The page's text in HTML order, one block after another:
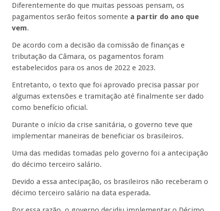
Diferentemente do que muitas pessoas pensam, os
pagamentos serão feitos somente a partir do ano que
vem.
De acordo com a decisão da comissão de finanças e
tributação da Câmara, os pagamentos foram
estabelecidos para os anos de 2022 e 2023.
Entretanto, o texto que foi aprovado precisa passar por
algumas extensões e tramitação até finalmente ser dado
como benefício oficial.
Durante o início da crise sanitária, o governo teve que
implementar maneiras de beneficiar os brasileiros.
Uma das medidas tomadas pelo governo foi a antecipação
do décimo terceiro salário.
Devido a essa antecipação, os brasileiros não receberam o
décimo terceiro salário na data esperada.